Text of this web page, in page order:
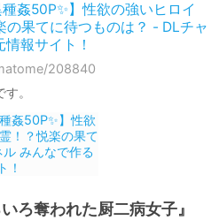
姦50P✨】性欲の強いヒロイ
の果てに待つものは？ - DLチャ
報サイト！
208840
。
ろ奪われた厨二病女子』